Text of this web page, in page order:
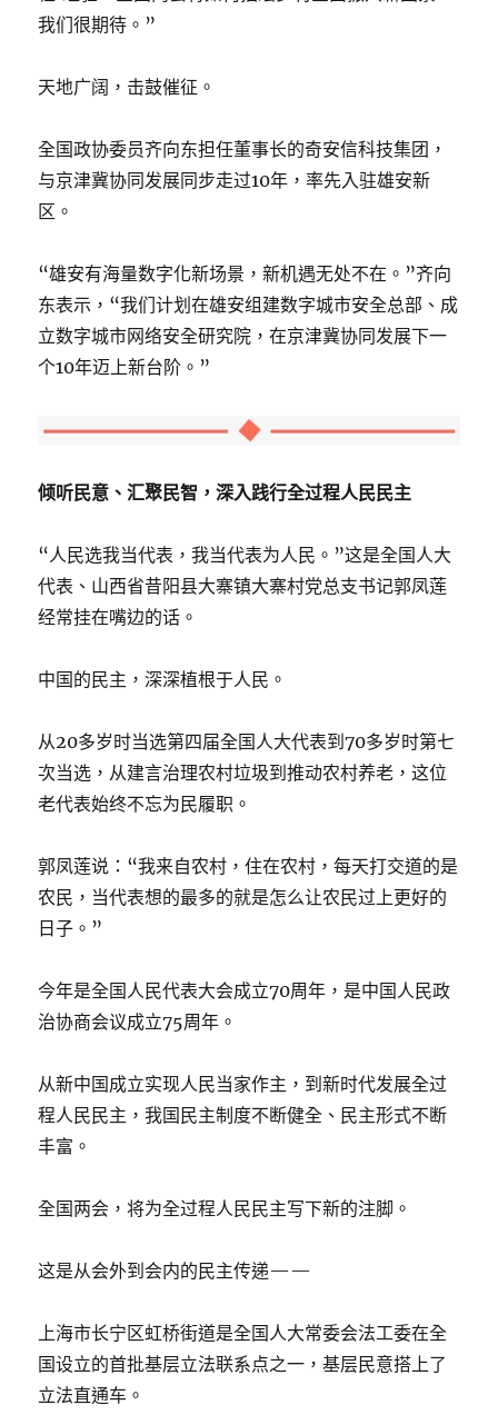
我们很期待。”
天地广阔，击鼓催征。
全国政协委员齐向东担任董事长的奇安信科技集团，
与京津冀协同发展同步走过10年，率先入驻雄安新
区。
“雄安有海量数字化新场景，新机遇无处不在。”齐向
东表示，“我们计划在雄安组建数字城市安全总部、成
立数字城市网络安全研究院，在京津冀协同发展下一
个10年迈上新台阶。”
倾听民意、汇聚民智，深入践行全过程人民民主
“人民选我当代表，我当代表为人民。”这是全国人大
代表、山西省昔阳县大寨镇大寨村党总支书记郭凤莲
经常挂在嘴边的话。
中国的民主，深深植根于人民。
从20多岁时当选第四届全国人大代表到70多岁时第七
次当选，从建言治理农村垃圾到推动农村养老，这位
老代表始终不忘为民履职。
郭凤莲说：“我来自农村，住在农村，每天打交道的是
农民，当代表想的最多的就是怎么让农民过上更好的
日子。”
今年是全国人民代表大会成立70周年，是中国人民政
治协商会议成立75周年。
从新中国成立实现人民当家作主，到新时代发展全过
程人民民主，我国民主制度不断健全、民主形式不断
丰富。
全国两会，将为全过程人民民主写下新的注脚。
这是从会外到会内的民主传递——
上海市长宁区虹桥街道是全国人大常委会法工委在全
国设立的首批基层立法联系点之一，基层民意搭上了
立法直通车。